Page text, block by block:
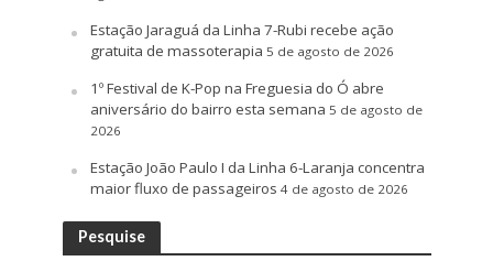
Estação Jaraguá da Linha 7-Rubi recebe ação
gratuita de massoterapia 5 de agosto de 2026
1º Festival de K-Pop na Freguesia do Ó abre
aniversário do bairro esta semana 5 de agosto de
2026
Estação João Paulo I da Linha 6-Laranja concentra
maior fluxo de passageiros 4 de agosto de 2026
Pesquise